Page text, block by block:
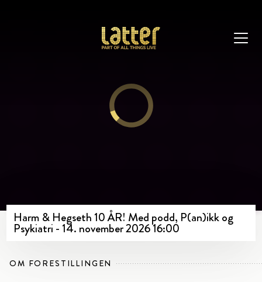
Harm & Hegseth 10 ÅR! Med podd, P(an)ikk og
Psykiatri - 14. november 2026 16:00
OM FORESTILLINGEN